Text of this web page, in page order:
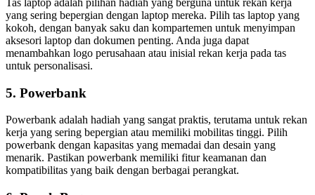
yang sering bepergian dengan laptop mereka. Pilih tas laptop yang
kokoh, dengan banyak saku dan kompartemen untuk menyimpan
aksesori laptop dan dokumen penting. Anda juga dapat
menambahkan logo perusahaan atau inisial rekan kerja pada tas
untuk personalisasi.
5. Powerbank
Powerbank adalah hadiah yang sangat praktis, terutama untuk rekan
kerja yang sering bepergian atau memiliki mobilitas tinggi. Pilih
powerbank dengan kapasitas yang memadai dan desain yang
menarik. Pastikan powerbank memiliki fitur keamanan dan
kompatibilitas yang baik dengan berbagai perangkat.